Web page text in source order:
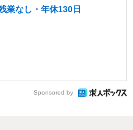
業なし・年休130日
Sponsored by